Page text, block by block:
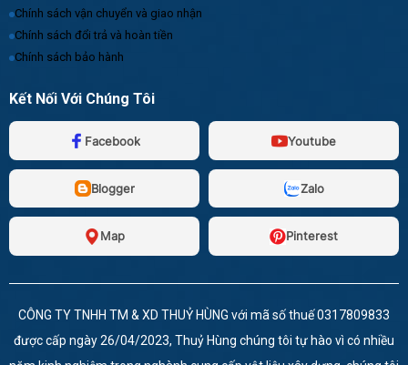
Chính sách vận chuyển và giao nhận
Chính sách đổi trả và hoàn tiền
Chính sách bảo hành
Kết Nối Với Chúng Tôi
Facebook Youtube
Blogger Zalo
Map Pinterest
CÔNG TY TNHH TM & XD THUỶ HÙNG với mã số thuế 0317809833
được cấp ngày 26/04/2023, Thuỷ Hùng chúng tôi tự hào vì có nhiều